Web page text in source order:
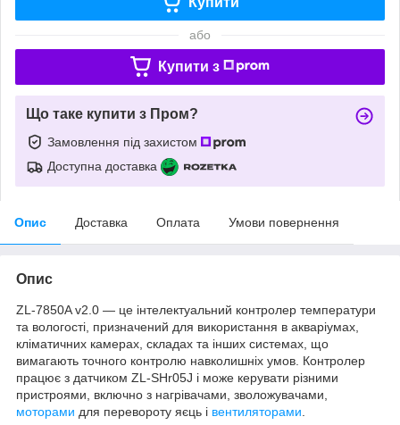
або
Купити з
Що таке купити з Пром?
Замовлення під захистом
Доступна доставка
Опис Доставка Оплата Умови повернення
Опис
ZL-7850A v2.0 — це інтелектуальний контролер температури
та вологості, призначений для використання в акваріумах,
кліматичних камерах, складах та інших системах, що
вимагають точного контролю навколишніх умов. Контролер
працює з датчиком ZL-SHr05J і може керувати різними
пристроями, включно з нагрівачами, зволожувачами,
моторами для перевороту яєць і вентиляторами